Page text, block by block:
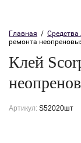
Главная
  /
Средства
ремонта
Клей
Артикул: S52020шт